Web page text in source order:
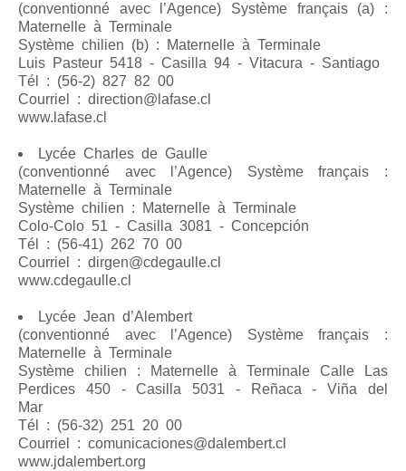
(conventionné avec l’Agence) Système français (a) :
Maternelle à Terminale
Système chilien (b) : Maternelle à Terminale
Luis Pasteur 5418 - Casilla 94 - Vitacura - Santiago
Tél : (56-2) 827 82 00
Courriel : direction@lafase.cl
www.lafase.cl
Lycée Charles de Gaulle
(conventionné avec l’Agence) Système français :
Maternelle à Terminale
Système chilien : Maternelle à Terminale
Colo-Colo 51 - Casilla 3081 - Concepción
Tél : (56-41) 262 70 00
Courriel : dirgen@cdegaulle.cl
www.cdegaulle.cl
Lycée Jean d’Alembert
(conventionné avec l’Agence) Système français :
Maternelle à Terminale
Système chilien : Maternelle à Terminale Calle Las
Perdices 450 - Casilla 5031 - Reñaca - Viña del
Mar
Tél : (56-32) 251 20 00
Courriel : comunicaciones@dalembert.cl
www.jdalembert.org